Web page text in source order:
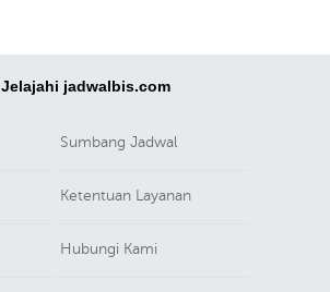
Jelajahi jadwalbis.com
Sumbang Jadwal
Ketentuan Layanan
Hubungi Kami